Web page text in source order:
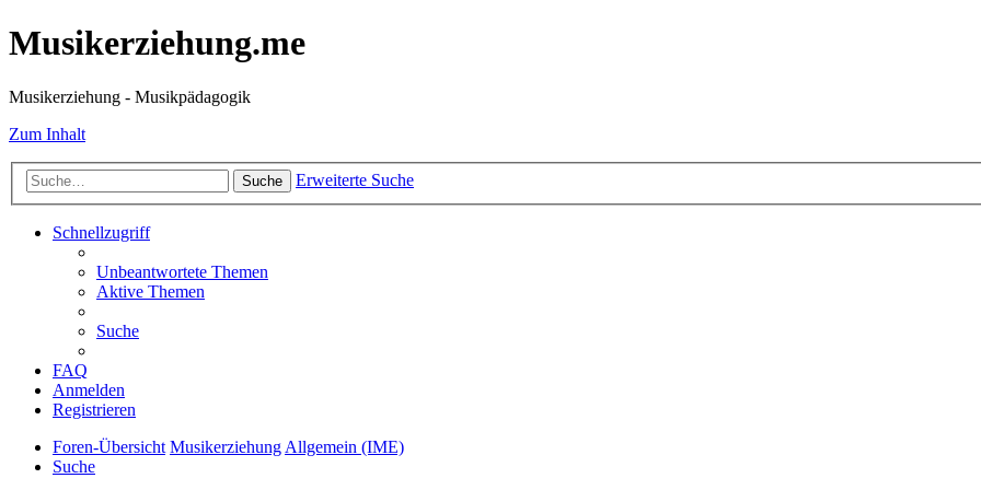
Musikerziehung.me
Musikerziehung - Musikpädagogik
Zum Inhalt
Suche Erweiterte Suche
Schnellzugriff
Unbeantwortete Themen
Aktive Themen
Suche
FAQ
Anmelden
Registrieren
Foren-Übersicht MusikerziehungAllgemein (IME)
Suche